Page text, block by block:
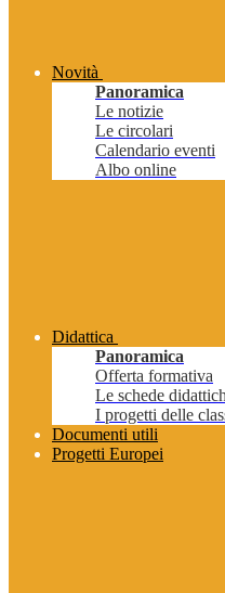
Novità
Panoramica
Le notizie
Le circolari
Calendario eventi
Albo online
Didattica
Panoramica
Offerta formativa
Le schede
I progetti delle
Documenti utili
Progetti Europei